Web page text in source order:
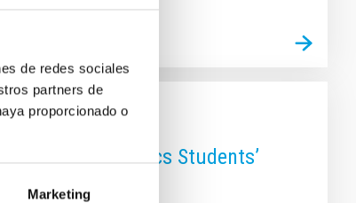
de redes sociales
partners de
proporcionado o
Marketing
18th ULL Physics Students’